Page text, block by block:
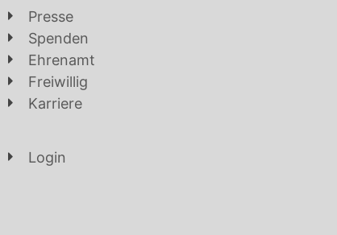
Presse
Spenden
Ehrenamt
Freiwillig
Karriere
Login